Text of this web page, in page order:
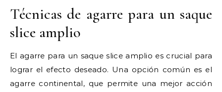
Técnicas de agarre para un saque
slice amplio
El agarre para un saque slice amplio es crucial para
lograr el efecto deseado. Una opción común es el
agarre continental, que permite una mejor acción